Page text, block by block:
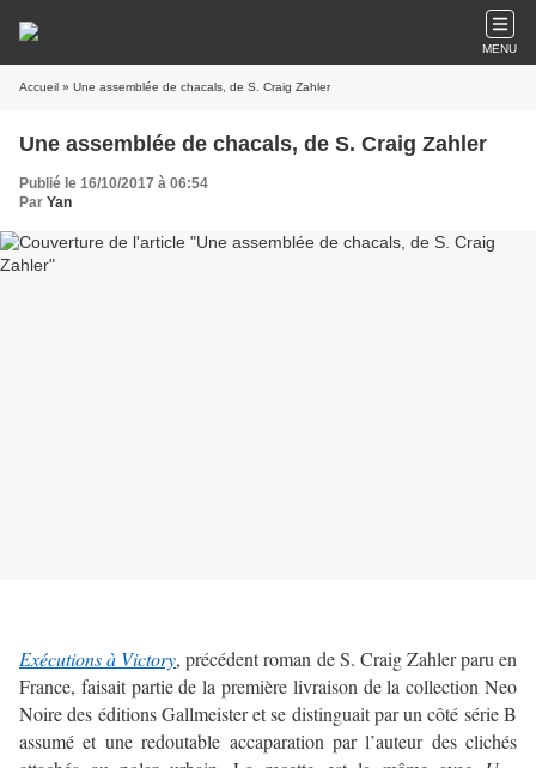
MENU
Accueil » Une assemblée de chacals, de S. Craig Zahler
Une assemblée de chacals, de S. Craig Zahler
Publié le 16/10/2017 à 06:54
Par Yan
Exécutions à Victory, précédent roman de S. Craig Zahler paru en
France, faisait partie de la première livraison de la collection Neo
Noire des éditions Gallmeister et se distinguait par un côté série B
assumé et une redoutable accaparation par l’auteur des clichés